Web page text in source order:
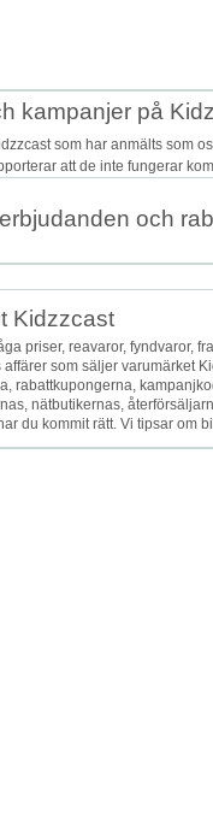
kampanjer på
som har anmälts som
att de inte fungerar
och
Kidzzcast
priser, reavaror, fyndvaror,
som säljer varumärket
rabattkupongerna,
nätbutikernas,
du kommit rätt. Vi tipsar om